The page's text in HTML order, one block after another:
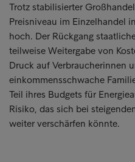
Trotz stabilisierter
Preisniveau im Einzelhandel
hoch. Der Rückgang
teilweise Weitergabe von
Druck auf Verbraucherinnen
einkommensschwache
Teil ihres Budgets für
Risiko, das sich bei
weiter verschärfen könnte.